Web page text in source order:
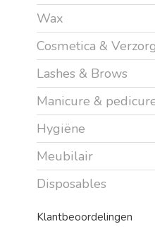
Wax
Cosmetica &
Lashes & Brows
Manicure &
Hygiëne
Meubilair
Disposables
Klantbeoordelingen